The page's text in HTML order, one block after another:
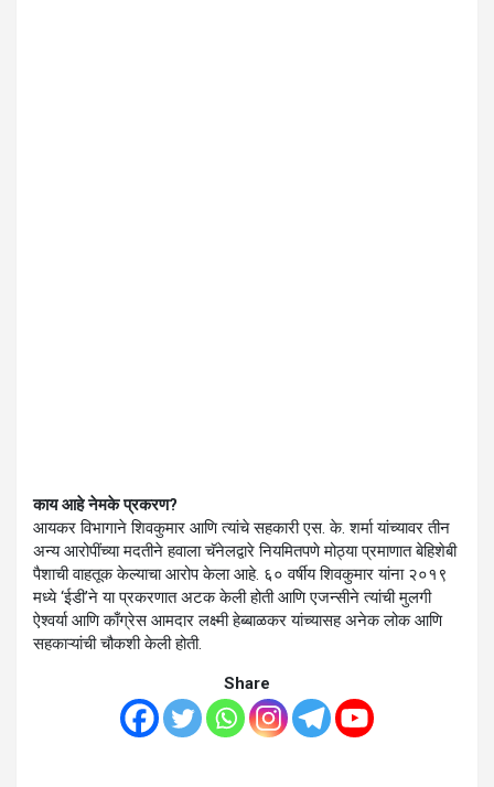
काय आहे नेमके प्रकरण?
आयकर विभागाने शिवकुमार आणि त्यांचे सहकारी एस. के. शर्मा यांच्यावर तीन
अन्य आरोपींच्या मदतीने हवाला चॅनेलद्वारे नियमितपणे मोठ्या प्रमाणात बेहिशेबी
पैशाची वाहतूक केल्याचा आरोप केला आहे. ६० वर्षीय शिवकुमार यांना २०१९
मध्ये ‘ईडी’ने या प्रकरणात अटक केली होती आणि एजन्सीने त्यांची मुलगी
ऐश्वर्या आणि काँग्रेस आमदार लक्ष्मी हेब्बाळकर यांच्यासह अनेक लोक आणि
सहकाऱ्यांची चौकशी केली होती.
Share